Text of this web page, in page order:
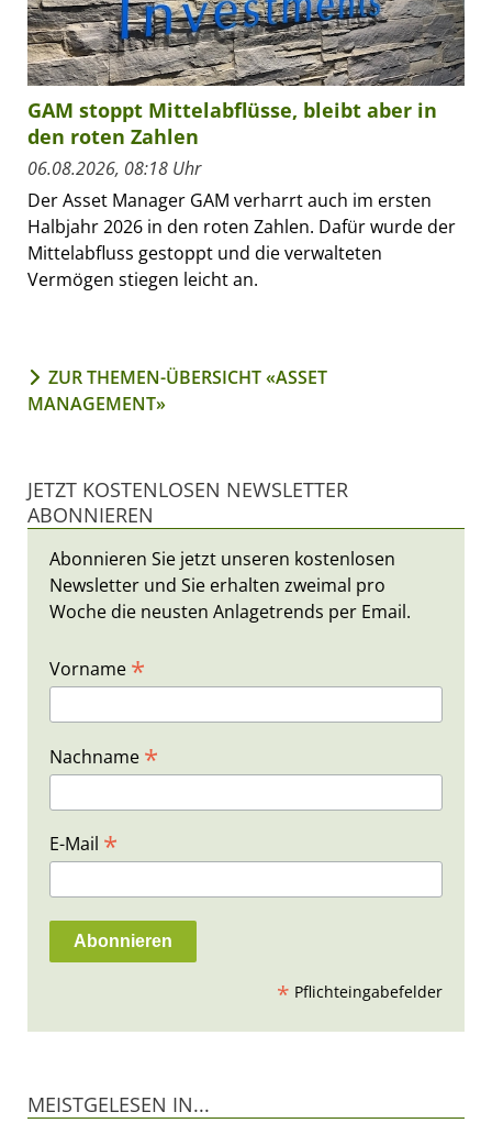
GAM stoppt Mittelabflüsse, bleibt aber in
den roten Zahlen
06.08.2026, 08:18 Uhr
Der Asset Manager GAM verharrt auch im ersten
Halbjahr 2026 in den roten Zahlen. Dafür wurde der
Mittelabfluss gestoppt und die verwalteten
Vermögen stiegen leicht an.
ZUR THEMEN-ÜBERSICHT «ASSET
MANAGEMENT»
JETZT KOSTENLOSEN NEWSLETTER
ABONNIEREN
Abonnieren Sie jetzt unseren kostenlosen
Newsletter und Sie erhalten zweimal pro
Woche die neusten Anlagetrends per Email.
Vorname *
Nachname *
E-Mail *
* Pflichteingabefelder
MEISTGELESEN IN...